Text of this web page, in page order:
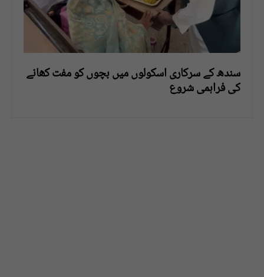
سندھ کے سرکاری اسکولوں میں بچوں کو مفت کھانے
کی فراہمی شروع